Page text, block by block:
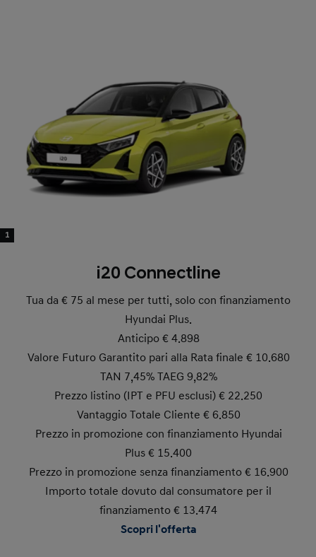
1
i20 Connectline
Tua da € 75 al mese per tutti, solo con finanziamento
Hyundai Plus.
Anticipo € 4.898
Valore Futuro Garantito pari alla Rata finale € 10.680
TAN 7,45% TAEG 9,82%
Prezzo listino (IPT e PFU esclusi) € 22.250
Vantaggio Totale Cliente € 6.850
Prezzo in promozione con finanziamento Hyundai
Plus € 15.400
Prezzo in promozione senza finanziamento € 16.900
Importo totale dovuto dal consumatore per il
finanziamento € 13.474
Scopri l'offerta